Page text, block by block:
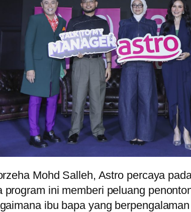
Mohd Salleh, Astro percaya
ini memberi peluang
ibu bapa yang